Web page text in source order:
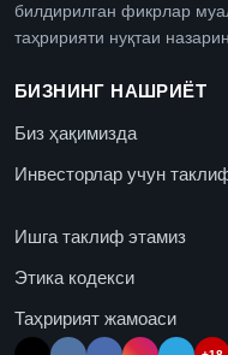
билдирилган фикрлар
таҳририяти нуқтаи
БИЗНИНГ НАШРИЁТ
Биз ҳақимизда
Инвесторлар учун
Ишга таклиф этамиз
Этика кодекси
Таҳририят жамоаси